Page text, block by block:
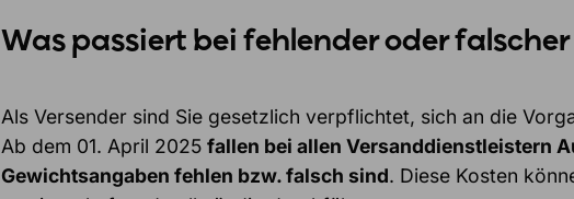
Was passiert bei fehlender oder
Als Versender sind Sie gesetzlich verpflichtet, sich an die
Ab dem 01. April 2025 fallen bei allen Versanddienstleistern
Gewichtsangaben fehlen bzw. falsch sind. Diese Kosten